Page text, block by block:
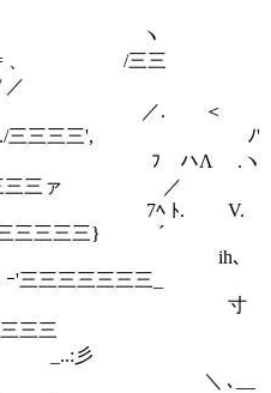
/三三
＜
、./三三三三', ﾉ'
Λ .ヽ
三三三三ァ ／
. V.
三三三三三} ´
､
三三三三三三_
三三
彡
__